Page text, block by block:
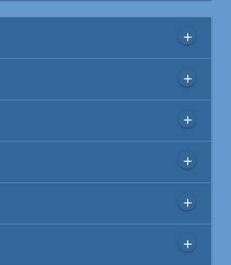
add
add
add
add
add
add